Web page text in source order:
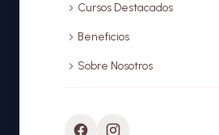
Cursos Destacados
Beneficios
Sobre Nosotros